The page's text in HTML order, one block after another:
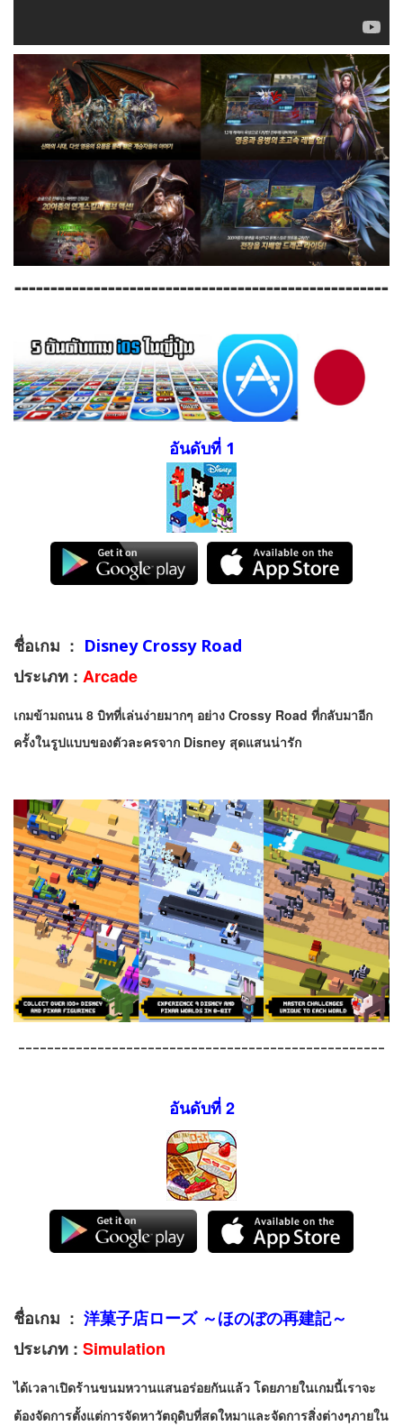
----------------------------------------------------
อันดับที่ 1
ชื่อเกม : Disney Crossy Road
ประเภท : Arcade
เกมข้ามถนน 8 บิทที่เล่นง่ายมากๆ อย่าง Crossy Road ที่กลับมาอีก
ครั้งในรูปแบบของตัวละครจาก Disney สุดแสนน่ารัก
---------------------------------------------------
อันดับที่ 2
ชื่อเกม : 洋菓子店ローズ ～ほのぼの再建記～
ประเภท : Simulation
ได้เวลาเปิดร้านขนมหวานแสนอร่อยกันแล้ว โดยภายในเกมนี้เราจะ
ต้องจัดการตั้งแต่การจัดหาวัตถุดิบที่สดใหมาและจัดการสิ่งต่างๆภายใน